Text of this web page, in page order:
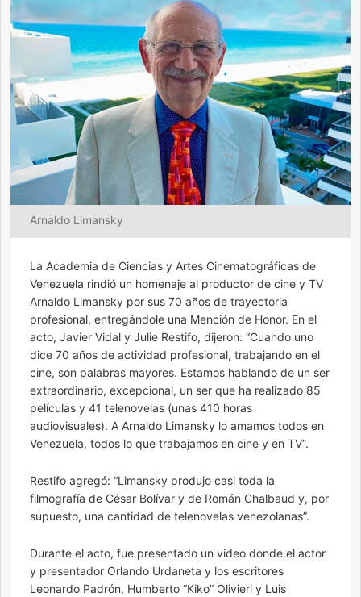
Arnaldo Limansky
La Academia de Ciencias y Artes Cinematográficas de
Venezuela rindió un homenaje al productor de cine y TV
Arnaldo Limansky por sus 70 años de trayectoria
profesional, entregándole una Mención de Honor. En el
acto, Javier Vidal y Julie Restifo, dijeron: “Cuando uno
dice 70 años de actividad profesional, trabajando en el
cine, son palabras mayores. Estamos hablando de un ser
extraordinario, excepcional, un ser que ha realizado 85
películas y 41 telenovelas (unas 410 horas
audiovisuales). A Arnaldo Limansky lo amamos todos en
Venezuela, todos lo que trabajamos en cine y en TV”.
Restifo agregó: “Limansky produjo casi toda la
filmografía de César Bolívar y de Román Chalbaud y, por
supuesto, una cantidad de telenovelas venezolanas”.
Durante el acto, fue presentado un video donde el actor
y presentador Orlando Urdaneta y los escritores
Leonardo Padrón, Humberto “Kiko” Olivieri y Luis